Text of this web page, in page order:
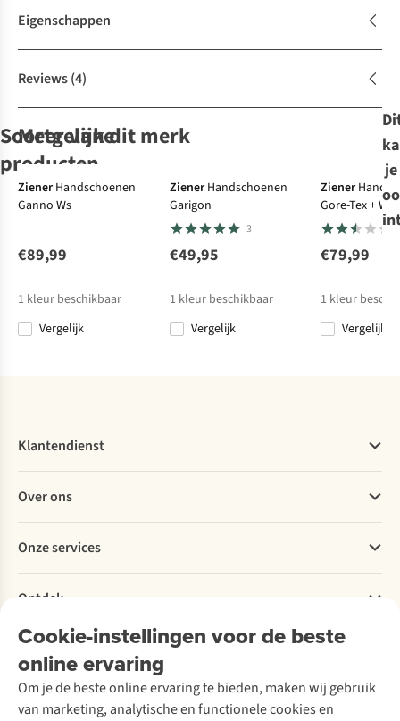
Eigenschappen
Reviews(4)
Soortgelijke
producten
Barts
Powerstretch
Reusch
Merino Wool
Conductive
Eska
Sk Merino
Liner
Meer van dit merk
Ziener Handschoenen
Ganno Ws
€89,99
1 kleur beschikbaar
Vergelijk
Ziener Handschoenen
Garigon
3
€49,95
1 kleur beschikbaar
Vergelijk
Ziener
Gore-Tex +
€79,99
1 kleur
Vergelijk
je
Cookie-instellingen voor de beste
online ervaring
Om je de beste online ervaring te bieden, maken wij gebruik
van marketing, analytische en functionele cookies en
Klantendienst
Bestellen
Betalen
Levering
Retourneren
Bestelling herroepen
Garantie
Contact
Over ons
Explore More
Verantwoord ondernemen
Over Ayacucho
Onze winkels
Over A.S.Adventure
Toegankelijkheidsverklaring
Onze services
Ski-onderhoud
Wasservice
Schoenonderhoud
Schoenherstelling
Ontdek
A.S.Magazine
Podcast
Explore Academy
Explore Camp
Meld je aan voor de nieuwsbrief